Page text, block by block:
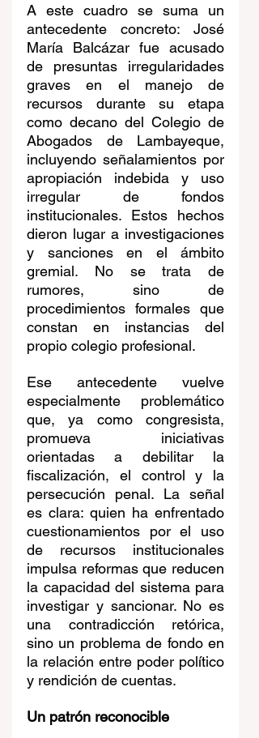
A este cuadro se suma un
antecedente concreto: José
María Balcázar fue acusado
de presuntas irregularidades
graves en el manejo de
recursos durante su etapa
como decano del Colegio de
Abogados de Lambayeque,
incluyendo señalamientos por
apropiación indebida y uso
irregular de fondos
institucionales. Estos hechos
dieron lugar a investigaciones
y sanciones en el ámbito
gremial. No se trata de
rumores, sino de
procedimientos formales que
constan en instancias del
propio colegio profesional.
Ese antecedente vuelve
especialmente problemático
que, ya como congresista,
promueva iniciativas
orientadas a debilitar la
fiscalización, el control y la
persecución penal. La señal
es clara: quien ha enfrentado
cuestionamientos por el uso
de recursos institucionales
impulsa reformas que reducen
la capacidad del sistema para
investigar y sancionar. No es
una contradicción retórica,
sino un problema de fondo en
la relación entre poder político
y rendición de cuentas.
Un patrón reconocible